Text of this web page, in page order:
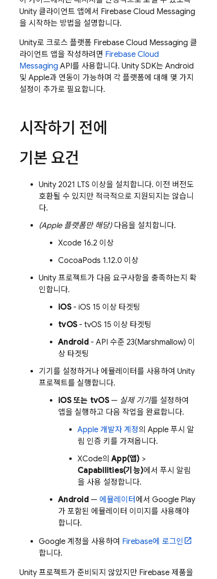
Unity 클라이언트 앱에서 Firebase Cloud Messaging
을 시작하는 방법을 설명합니다.
Unity로 크로스 플랫폼 Firebase Cloud Messaging 클
라이언트 앱을 작성하려면 Firebase Cloud
Messaging API를 사용합니다. Unity SDK는 Android
및 Apple과 연동이 가능하며 각 플랫폼에 대해 몇 가지
설정이 추가로 필요합니다.
시작하기 전에
기본 요건
Unity 2021 LTS 이상을 설치합니다. 이전 버전도
호환될 수 있지만 적극적으로 지원되지는 않습니
다.
(Apple 플랫폼만 해당)다음을 설치합니다.
Xcode 16.2 이상
CocoaPods 1.12.0 이상
Unity 프로젝트가 다음 요구사항을 충족하는지 확
인합니다.
iOS- iOS 15 이상 타겟팅
tvOS- tvOS 15 이상 타겟팅
Android- API 수준 23(Marshmallow) 이
상 타겟팅
기기를 설정하거나 에뮬레이터를 사용하여 Unity
프로젝트를 실행합니다.
iOS 또는 tvOS— 실제 기기를 설정하여
앱을 실행하고 다음 작업을 완료합니다.
Apple 개발자 계정의 Apple 푸시 알
림 인증 키를 가져옵니다.
XCode의App(앱) >
Capabilities(기능)에서 푸시 알림
을 사용 설정합니다.
Android— 에뮬레이터 에서 Google Play
가 포함된 에뮬레이터 이미지를 사용해야
합니다.
Google 계정을 사용하여 Firebase에 로그인
합니다.
Unity 프로젝트가 준비되지 않았지만 Firebase 제품을